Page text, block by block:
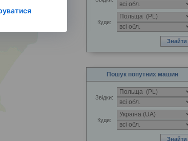
Куди:
Пошук попутних машин
Звідки:
Куди: